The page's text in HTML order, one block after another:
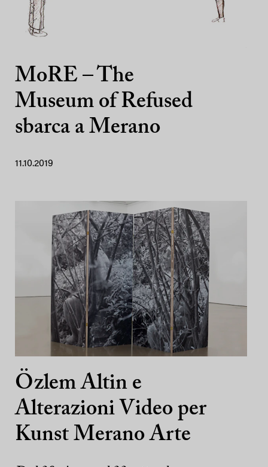
MoRE – The
Museum of Refused
sbarca a Merano
11.10.2019
Özlem Altin e
Alterazioni Video per
Kunst Merano Arte